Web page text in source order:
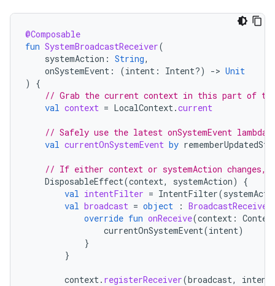
@Composable
fun SystemBroadcastReceiver(
systemAction : String,
onSystemEvent : (intent : Intent?) -> Unit
)
{
// Grab the current context in this part of
val context = LocalContext.current
// Safely use the latest onSystemEvent
val currentOnSystemEvent by
// If either context or systemAction changes,
DisposableEffect(context, systemAction)
{
val intentFilter = IntentFilter(
val broadcast = object : BroadcastReceiver
override fun onReceive(context :
currentOnSystemEvent(intent)
}
}
context. registerReceiver(broadcast,